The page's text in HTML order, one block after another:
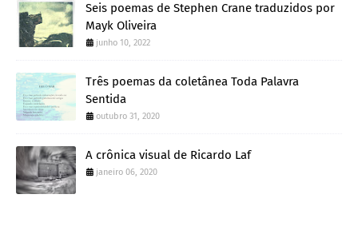
Seis poemas de Stephen Crane traduzidos por
Mayk Oliveira
junho 10, 2022
Três poemas da coletânea Toda Palavra
Sentida
outubro 31, 2020
A crônica visual de Ricardo Laf
janeiro 06, 2020